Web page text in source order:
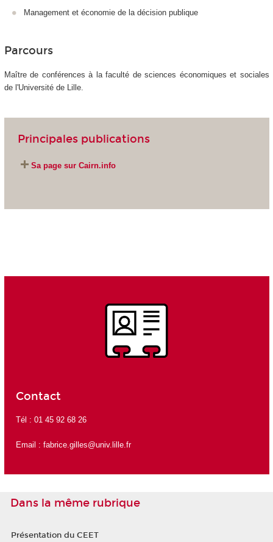
Management et économie de la décision publique
Parcours
Maître de conférences à la faculté de sciences économiques et sociales
de l'Université de Lille.
Principales publications
Sa page sur Cairn.info
Contact
Tél : 01 45 92 68 26
Email : fabrice.gilles@univ.lille.fr
Dans la même rubrique
Présentation du CEET